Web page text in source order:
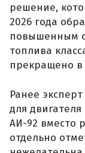
решение,
2026 года
повышенным
топлива
прекращено в
Ранее эксперт
для
АИ-92 вместо
отдельно